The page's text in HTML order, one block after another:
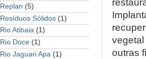
outras
Replan (5)
Resíduos Sólidos (1)
Rio Atibaia (1)
Rio Doce (1)
Rio Jaguari Apa (1)